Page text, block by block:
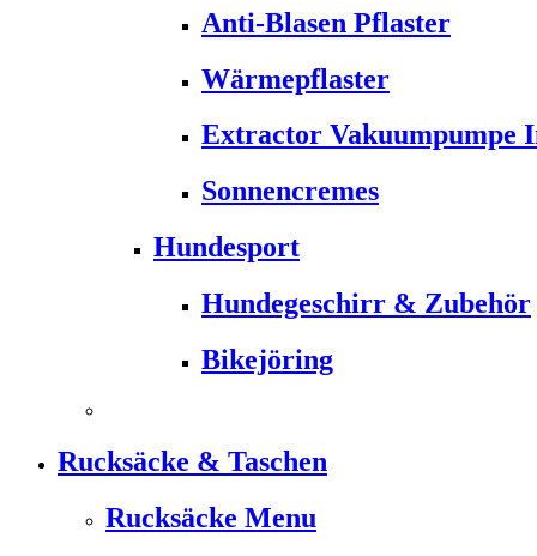
Anti-Blasen Pflaster
Wärmepflaster
Extractor Vakuumpumpe
Sonnencremes
Hundesport
Hundegeschirr & Zubehör
Bikejöring
Rucksäcke & Taschen
Rucksäcke Menu